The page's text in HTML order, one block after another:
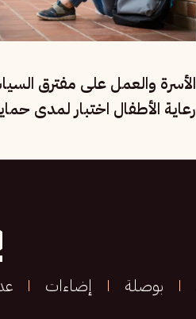
الأسرة والعمل على مفترق
رعاية الأطفال اختبار لمدى
بوصلة إضاءات